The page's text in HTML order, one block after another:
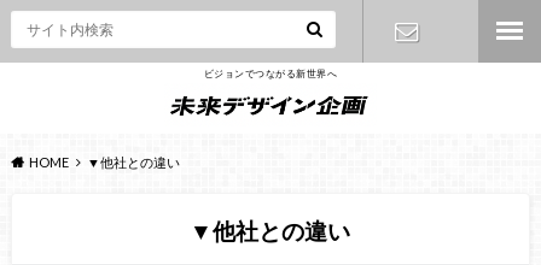
ビジョンでつながる新世界へ
HOME ▼他社との違い
▼他社との違い